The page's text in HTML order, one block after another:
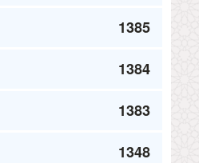
1385
1384
1383
1348